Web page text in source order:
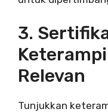
3.
Relevan
Tunjukkan